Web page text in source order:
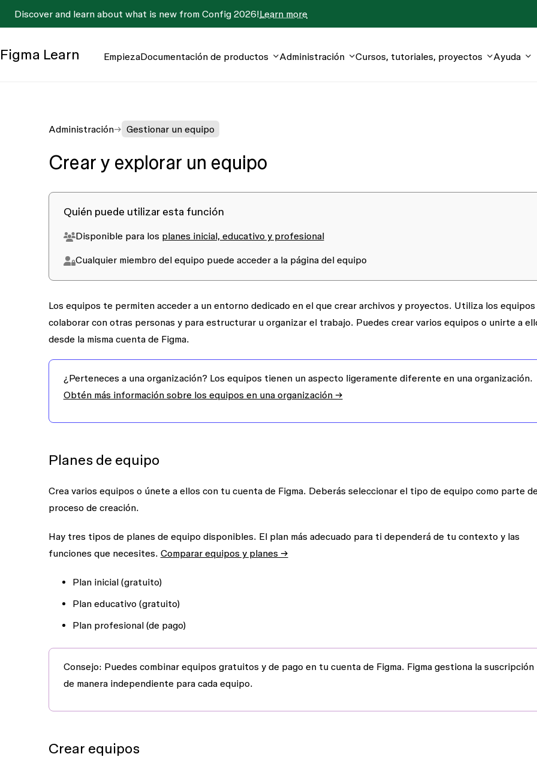
Discover and learn about what is new from Config 2026!Learn more
Figma Learn EmpiezaDocumentación de productos Administración Cursos, tutoriales, proyectos Ayuda
Administración Gestionar un equipo
Crear y explorar un equipo
Quién puede utilizar esta función
Disponible para los planes inicial, educativo y profesional
Cualquier miembro del equipo puede acceder a la página del equipo
Los equipos te permiten acceder a un entorno dedicado en el que crear archivos y proyectos. Utiliza los equipos
colaborar con otras personas y para estructurar u organizar el trabajo. Puedes crear varios equipos o unirte a
desde la misma cuenta de Figma.
¿Perteneces a una organización? Los equipos tienen un aspecto ligeramente diferente en una organización.
Obtén más información sobre los equipos en una organización →
Planes de equipo
Crea varios equipos o únete a ellos con tu cuenta de Figma. Deberás seleccionar el tipo de equipo como parte
proceso de creación.
Hay tres tipos de planes de equipo disponibles. El plan más adecuado para ti dependerá de tu contexto y las
funciones que necesites. Comparar equipos y planes →
Plan inicial (gratuito)
Plan educativo (gratuito)
Plan profesional (de pago)
Consejo: Puedes combinar equipos gratuitos y de pago en tu cuenta de Figma. Figma gestiona la suscripción
de manera independiente para cada equipo.
Crear equipos